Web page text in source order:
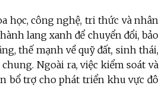
học, công nghệ, tri thức và nhân
lang xanh để chuyển đổi, bảo
, thế mạnh về quỹ đất, sinh thái,
Ngoài ra, việc kiểm soát và
bổ trợ cho phát triển khu vực đô